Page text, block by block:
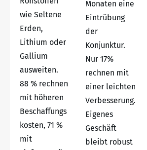
wie Seltene
Erden,
Lithium oder
Gallium
ausweiten.
88 % rechnen
mit höheren
Beschaffungs
kosten, 71 %
mit
Monaten eine
Eintrübung
der
Konjunktur.
Nur 17%
rechnen mit
einer leichten
Verbesserung.
Eigenes
Geschäft
bleibt robust